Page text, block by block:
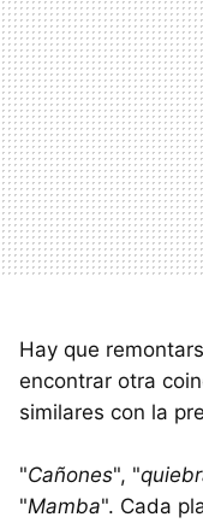
Hay que
encontrar otra
similares con la
"Cañones", "
"Mamba". Cada